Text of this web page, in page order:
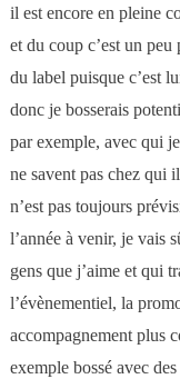
il est encore en pleine
et du coup c’est un peu
du label puisque c’est
donc je bosserais
par exemple, avec qui
ne savent pas chez qui
n’est pas toujours
l’année à venir, je vais
gens que j’aime et qui
l’évènementiel, la
accompagnement plus
exemple bossé avec